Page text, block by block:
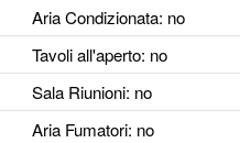
Aria Condizionata: no
Tavoli all'aperto: no
Sala Riunioni: no
Aria Fumatori: no